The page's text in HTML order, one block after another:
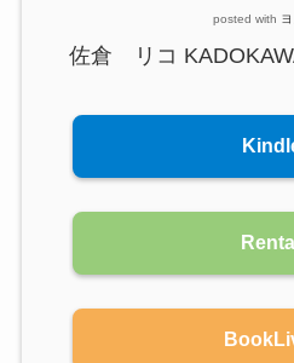
posted with
佐倉 リコ